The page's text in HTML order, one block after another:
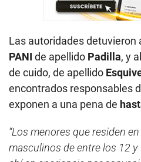
Las autoridades detuvieron
PANI de apellido Padilla, y
de cuido, de apellido
encontrados responsables
exponen a una pena de
“Los menores que residen
masculinos de entre los 12 y